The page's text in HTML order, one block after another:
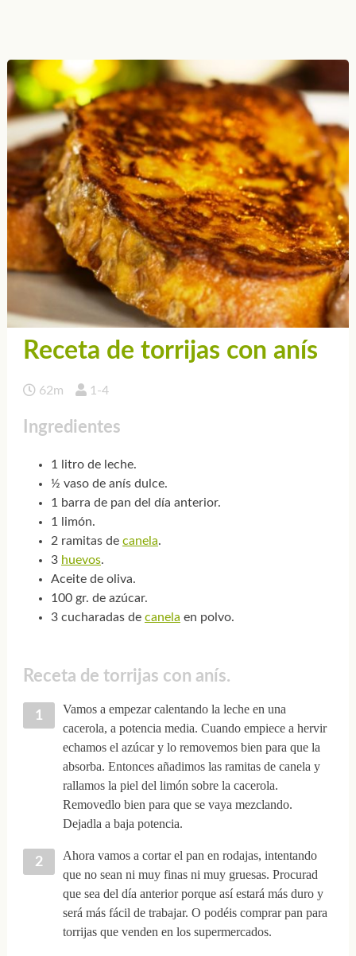
Receta de torrijas con anís
62m 1-4
Ingredientes
1 litro de leche.
½ vaso de anís dulce.
1 barra de pan del día anterior.
1 limón.
2 ramitas de canela.
3 huevos.
Aceite de oliva.
100 gr. de azúcar.
3 cucharadas de canela en polvo.
Receta de torrijas con anís.
Vamos a empezar calentando la leche en una
cacerola, a potencia media. Cuando empiece a hervir
echamos el azúcar y lo removemos bien para que la
absorba. Entonces añadimos las ramitas de canela y
rallamos la piel del limón sobre la cacerola.
Removedlo bien para que se vaya mezclando.
Dejadla a baja potencia.
Ahora vamos a cortar el pan en rodajas, intentando
que no sean ni muy finas ni muy gruesas. Procurad
que sea del día anterior porque así estará más duro y
será más fácil de trabajar. O podéis comprar pan para
torrijas que venden en los supermercados.